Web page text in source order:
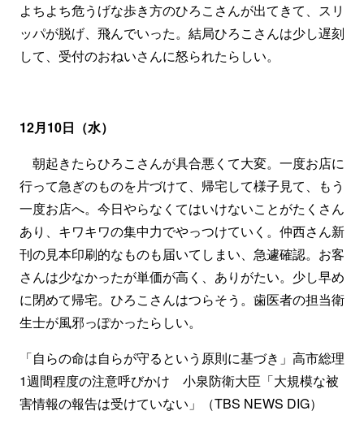
よちよち危うげな歩き方のひろこさんが出てきて、スリ
ッパが脱げ、飛んでいった。結局ひろこさんは少し遅刻
して、受付のおねいさんに怒られたらしい。
12月10日（水）
朝起きたらひろこさんが具合悪くて大変。一度お店に
行って急ぎのものを片づけて、帰宅して様子見て、もう
一度お店へ。今日やらなくてはいけないことがたくさん
あり、キワキワの集中力でやっつけていく。仲西さん新
刊の見本印刷的なものも届いてしまい、急遽確認。お客
さんは少なかったが単価が高く、ありがたい。少し早め
に閉めて帰宅。ひろこさんはつらそう。歯医者の担当衛
生士が風邪っぽかったらしい。
「自らの命は自らが守るという原則に基づき」高市総理
1週間程度の注意呼びかけ 小泉防衛大臣「大規模な被
害情報の報告は受けていない」（TBS NEWS DIG）